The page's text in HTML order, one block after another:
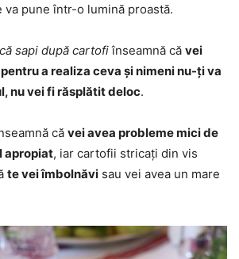
va pune într-o lumină proastă.
sapi după cartofiînseamnă că vei
a realiza ceva și nimeni nu-ți va
nu vei fi răsplătit deloc.
că vei avea probleme mici de
apropiat, iar cartofii stricați din vis
te vei îmbolnăvi sau vei avea un mare